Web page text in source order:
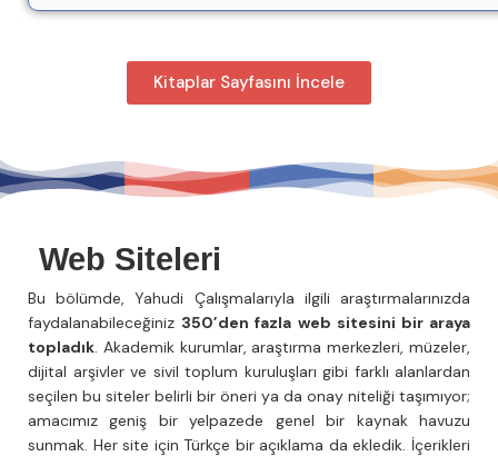
Kitaplar Sayfasını İncele
Web Siteleri
Bu bölümde, Yahudi Çalışmalarıyla ilgili araştırmalarınızda
faydalanabileceğiniz 350’den fazla web sitesini bir araya
topladık. Akademik kurumlar, araştırma merkezleri, müzeler,
dijital arşivler ve sivil toplum kuruluşları gibi farklı alanlardan
seçilen bu siteler belirli bir öneri ya da onay niteliği taşımıyor;
amacımız geniş bir yelpazede genel bir kaynak havuzu
sunmak. Her site için Türkçe bir açıklama da ekledik. İçerikleri